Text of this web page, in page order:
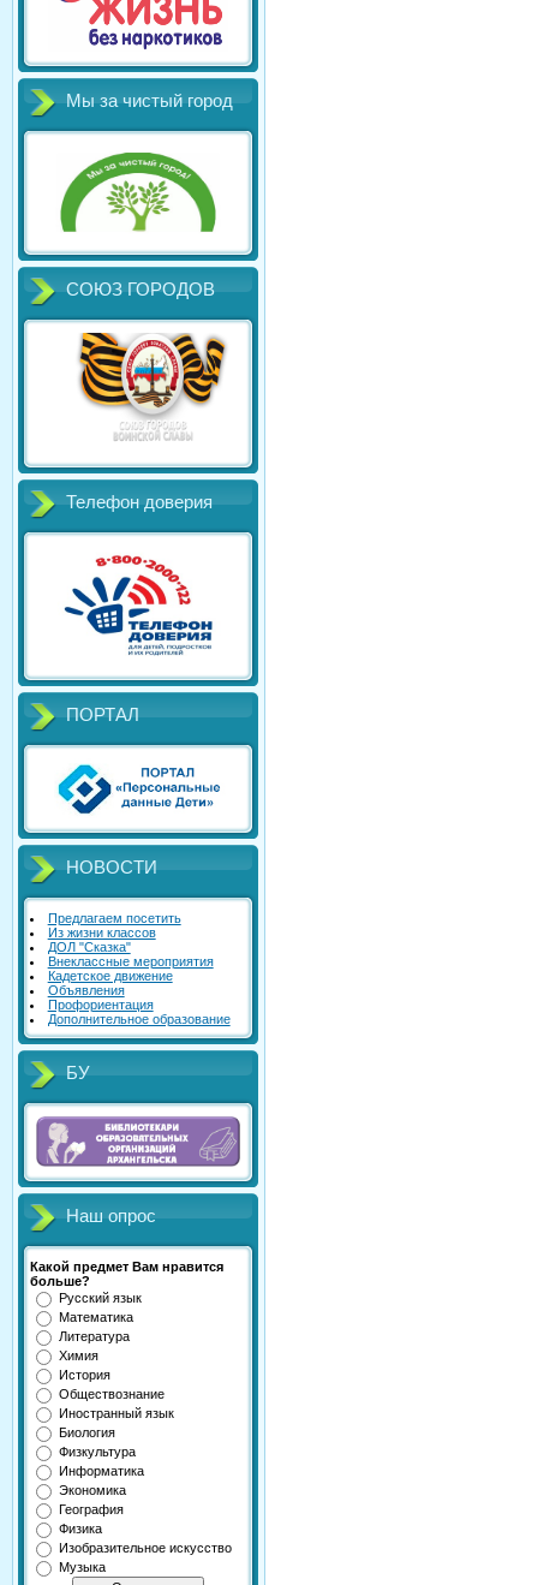
Мы за чистый город
СОЮЗ ГОРОДОВ
Телефон доверия
ПОРТАЛ
НОВОСТИ
Предлагаем посетить
Из жизни классов
ДОЛ "Сказка"
Внеклассные мероприятия
Кадетское движение
Объявления
Профориентация
Дополнительное образование
БУ
Наш опрос
Какой предмет Вам нравится
больше?
Русский язык
Математика
Литература
Химия
История
Обществознание
Иностранный язык
Биология
Физкультура
Информатика
Экономика
География
Физика
Изобразительное искусство
Музыка